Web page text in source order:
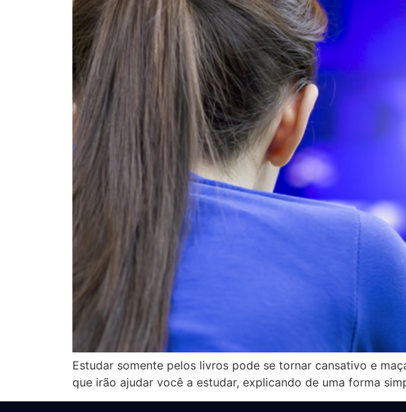
Estudar somente pelos livros pode se tornar cansativo e
que irão ajudar você a estudar, explicando de uma forma